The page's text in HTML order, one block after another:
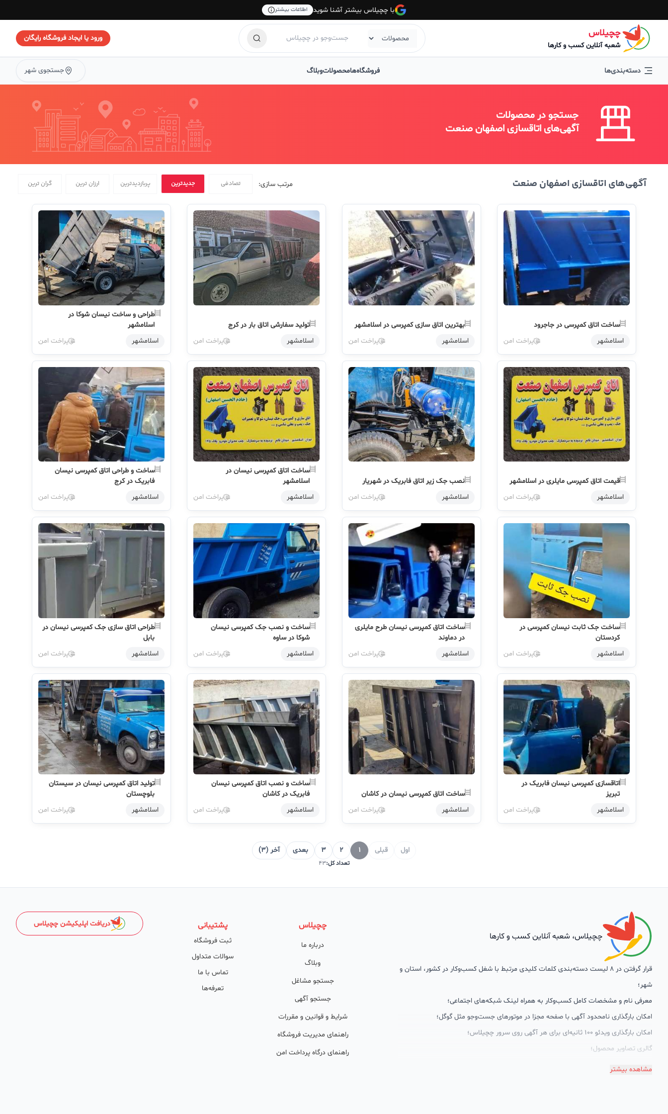
با چچیلاس بیشتر آشنا شوید اطلاعات بیشتر
چچیلاس
شعبه آنلاین کسب و کارها
ورود یا ایجاد فروشگاه رایگان
دسته‌بندی‌ها فروشگاه‌هامحصولاتوبلاگ جستجوی شهر
جستجو در محصولات
آگهی‌های اتاقسازی اصفهان صنعت
آگهی‌های اتاقسازی اصفهان صنعت مرتب سازی: تصادفی جدیدترین پربازدیدترین ارزان ترین گران ترین
ساخت اتاق کمپرسی در جاجرود
اسلامشهر
پراخت امن
بهترین اتاق سازی کمپرسی در اسلامشهر
اسلامشهر
پراخت امن
تولید سفارشی اتاق بار در کرج
اسلامشهر
پراخت امن
طراحی و ساخت نیسان شوکا در
اسلامشهر
اسلامشهر
پراخت امن
قیمت اتاق کمپرسی مایلری در اسلامشهر
اسلامشهر
پراخت امن
نصب جک زیر اتاق فابریک در شهریار
اسلامشهر
پراخت امن
ساخت اتاق کمپرسی نیسان در
اسلامشهر
اسلامشهر
پراخت امن
ساخت و طراحی اتاق کمپرسی نیسان
فابریک در کرج
اسلامشهر
پراخت امن
ساخت جک ثابت نیسان کمپرسی در
کردستان
اسلامشهر
پراخت امن
ساخت اتاق کمپرسی نیسان طرح مایلری
در دماوند
اسلامشهر
پراخت امن
ساخت و نصب جک کمپرسی نیسان
شوکا در ساوه
اسلامشهر
پراخت امن
طراحی اتاق سازی جک کمپرسی نیسان در
بابل
اسلامشهر
پراخت امن
اتاقسازی کمپرسی نیسان فابریک در
تبریز
اسلامشهر
پراخت امن
ساخت اتاق کمپرسی نیسان در کاشان
اسلامشهر
پراخت امن
ساخت و نصب اتاق کمپرسی نیسان
فابریک در کاشان
اسلامشهر
پراخت امن
تولید اتاق کمپرسی نیسان در سیستان
بلوچستان
اسلامشهر
پراخت امن
اول قبلی 1
2
3 بعدی آخر (3)
تعداد کل:43
چچیلاس، شعبه آنلاین کسب و کارها
قرار گرفتن در 8 لیست دسته‌بندی کلمات کلیدی مرتبط با شغل کسب‌وکار در کشور، استان و
شهر؛
معرفی نام و مشخصات کامل کسب‌وکار به همراه لینک شبکه‌های اجتماعی؛
امکان بارگذاری نامحدود آگهی با صفحه مجزا در موتورهای جست‌وجو مثل گوگل؛
امکان بارگذاری ویدئو 100 ثانیه‌ای برای هر آگهی روی سرور چچیلاس؛
گالری تصاویر محصول؛
امکان دسته‌بندی آگهی‌ها
مشاهده بیشتر
چچیلاس
درباره ما
وبلاگ
جستجو مشاغل
جستجو آگهی
شرایط و قوانین و مقررات
راهنمای مدیریت فروشگاه
راهنمای درگاه پرداخت امن
پشتیبانی
ثبت فروشگاه
سوالات متداول
تماس با ما
تعرفه‌ها
دریافت اپلیکیشن چچیلاس